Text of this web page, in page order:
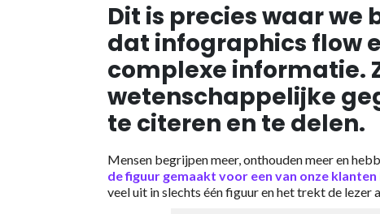
Dit is precies waar we
dat infographics flow
complexe informatie.
wetenschappelijke
te citeren en te delen.
Mensen begrijpen meer, onthouden meer en
de figuur gemaakt voor een van onze
veel uit in slechts één figuur en het trekt de lezer